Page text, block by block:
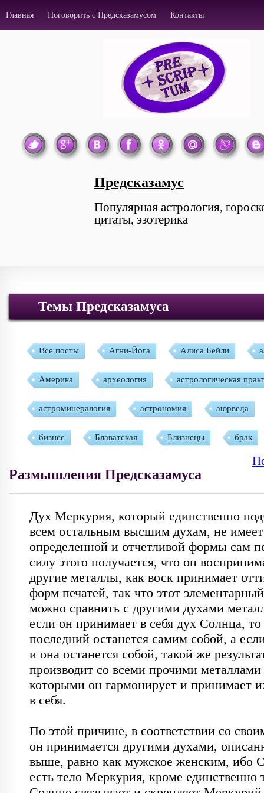
Главная Поговорить с Предсказамусом Контакты
Предсказамус
Популярная астрология,
цитаты, эзотерика
Темы Предсказамуса
Все посты Агни-Йога Алиса Бейли
Америка археология астрологическая
астроминералогия астрономия аюрведа
бизнес Блаватская Близнецы брак
ВИДЕО Водолей Возрождение
Вронский гадание гео
дао Дева дети джйотиш
Египет женщина звезды Зодиак
интуиция искусство истори астрологии
календарь камни карма Китай
космос кризис Лев Лилит
Луна в знаке
медицинская астрология
накшатра натальная карта наука
неоиндуизм Нептун нумерология
Размышления Предсказамуса
Дух Меркурия, который единственно
всем остальным высшим духам, не имеет
определенной и отчетливой формы сам
силу этого получается, что он
другие металлы, как воск принимает
форм печатей, так что этот
можно сравнить с другими духами
если он принимает в себя дух Солнца, то
последний останется самим собой, а
и она останется собой, такой же
производит со всеми прочими металлами
которыми он гармонирует и принимает
в себя.
По этой причине, в соответствии со
он принимается другими духами,
выше, равно как мужское женским, ибо
есть тело Меркурия, кроме единственно